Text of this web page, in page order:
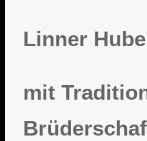
Linner
mit